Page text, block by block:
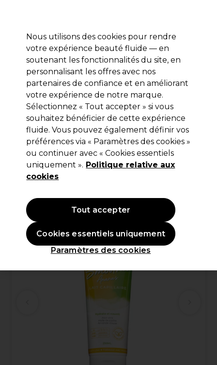
Se connecter
Marques Bons plans Coiffure Electro et Matériel
Livraison et délais
lire la suite
Les Secrets de Loly
Les Secrets de Loly Smoothie Ananas
Lait Capillaire 250ml
(0)
12,70 €Hors TVA
Nous utilisons des cookies pour rendre
votre expérience beauté fluide — en
soutenant les fonctionnalités du site, en
personnalisant les offres avec nos
partenaires de confiance et en améliorant
votre expérience de notre marque.
Sélectionnez « Tout accepter » si vous
souhaitez bénéficier de cette expérience
fluide. Vous pouvez également définir vos
préférences via « Paramètres des cookies »
ou continuer avec « Cookies essentiels
uniquement ». Politique relative aux
cookies
Paramètres des cookies
Cookies essentiels uniquement
Tout accepter